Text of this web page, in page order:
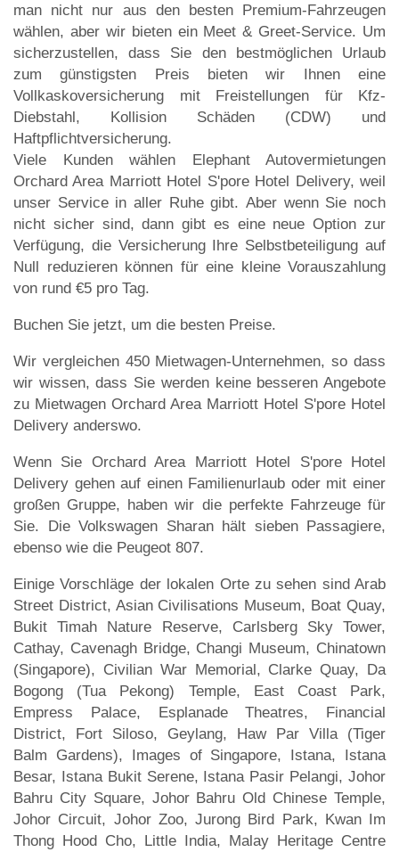
man nicht nur aus den besten Premium-Fahrzeugen
wählen, aber wir bieten ein Meet & Greet-Service. Um
sicherzustellen, dass Sie den bestmöglichen Urlaub
zum günstigsten Preis bieten wir Ihnen eine
Vollkaskoversicherung mit Freistellungen für Kfz-
Diebstahl, Kollision Schäden (CDW) und
Haftpflichtversicherung.
Viele Kunden wählen Elephant Autovermietungen
Orchard Area Marriott Hotel S'pore Hotel Delivery, weil
unser Service in aller Ruhe gibt. Aber wenn Sie noch
nicht sicher sind, dann gibt es eine neue Option zur
Verfügung, die Versicherung Ihre Selbstbeteiligung auf
Null reduzieren können für eine kleine Vorauszahlung
von rund €5 pro Tag.
Buchen Sie jetzt, um die besten Preise.
Wir vergleichen 450 Mietwagen-Unternehmen, so dass
wir wissen, dass Sie werden keine besseren Angebote
zu Mietwagen Orchard Area Marriott Hotel S'pore Hotel
Delivery anderswo.
Wenn Sie Orchard Area Marriott Hotel S'pore Hotel
Delivery gehen auf einen Familienurlaub oder mit einer
großen Gruppe, haben wir die perfekte Fahrzeuge für
Sie. Die Volkswagen Sharan hält sieben Passagiere,
ebenso wie die Peugeot 807.
Einige Vorschläge der lokalen Orte zu sehen sind Arab
Street District, Asian Civilisations Museum, Boat Quay,
Bukit Timah Nature Reserve, Carlsberg Sky Tower,
Cathay, Cavenagh Bridge, Changi Museum, Chinatown
(Singapore), Civilian War Memorial, Clarke Quay, Da
Bogong (Tua Pekong) Temple, East Coast Park,
Empress Palace, Esplanade Theatres, Financial
District, Fort Siloso, Geylang, Haw Par Villa (Tiger
Balm Gardens), Images of Singapore, Istana, Istana
Besar, Istana Bukit Serene, Istana Pasir Pelangi, Johor
Bahru City Square, Johor Bahru Old Chinese Temple,
Johor Circuit, Johor Zoo, Jurong Bird Park, Kwan Im
Thong Hood Cho, Little India, Malay Heritage Centre